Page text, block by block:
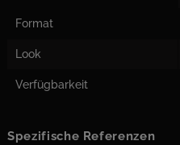
Format
Look
Verfügbarkeit
Spezifische Referenzen